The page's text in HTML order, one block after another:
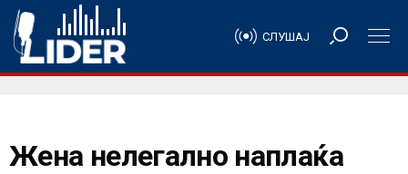
СЛУШАЈ
Жена нелегално наплаќа